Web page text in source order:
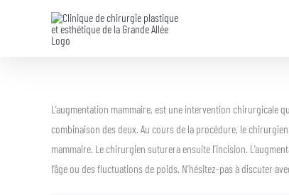
L’augmentation mammaire, est une intervention chirurgicale
combinaison des deux. Au cours de la procédure, le
mammaire. Le chirurgien suturera ensuite l’incision.
l’âge ou des fluctuations de poids. N’hésitez-pas à discuter